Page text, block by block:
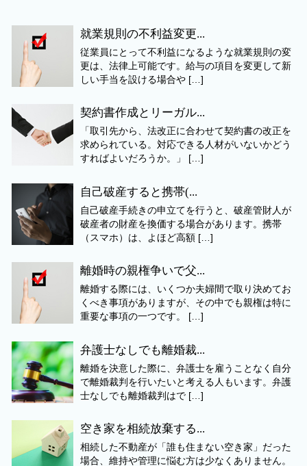
就業規則の不利益変更...
従業員にとって不利益になるような就業規則の変
更は、法律上可能です。給与の項目を変更して新
しい手当を設ける場合や […]
契約書作成とリーガル...
「取引先から、法改正に合わせて契約書の改正を
求められている。対応できる人材がいないかどう
すればよいだろうか。」 […]
自己破産すると携帯(...
自己破産手続きの申立てを行うと、破産管財人が
破産者の財産を換価する場合があります。携帯
（スマホ）は、よほど高額 […]
離婚時の親権争いで父...
離婚する際には、いくつか夫婦間で取り決めてお
くべき事項がありますが、その中でも親権は特に
重要な事項の一つです。 […]
弁護士なしでも離婚裁...
離婚を決意した際に、弁護士を雇うことなく自分
で離婚裁判を行いたいと考える人もいます。弁護
士なしでも離婚裁判はで […]
空き家を相続放棄する...
相続した不動産が「誰も住まない空き家」だった
場合、維持や管理に悩む方は少なくありません。